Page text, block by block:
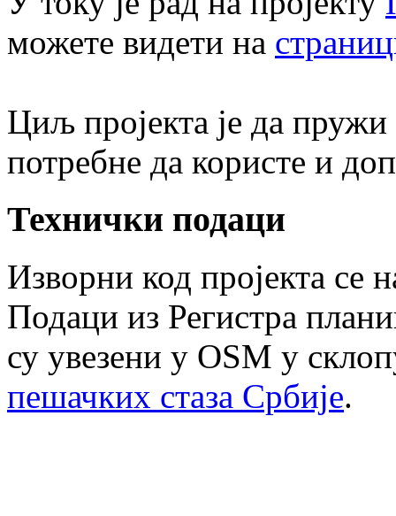
можете видети на
Циљ пројекта је да
потребне да користе и
Технички подаци
Изворни код пројекта се
Подаци из Регистра
су увезени у OSM у
пешачких стаза Србије.